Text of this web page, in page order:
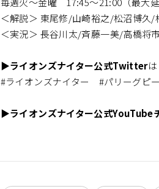
＜解説＞ 東尾修/山崎裕之/松沼博久
＜実況＞ 長谷川太/斉藤一美/高橋将
▶ライオンズナイター公式Twitter
#ライオンズナイター #パリーグピ
▶ライオンズナイター公式YouTube